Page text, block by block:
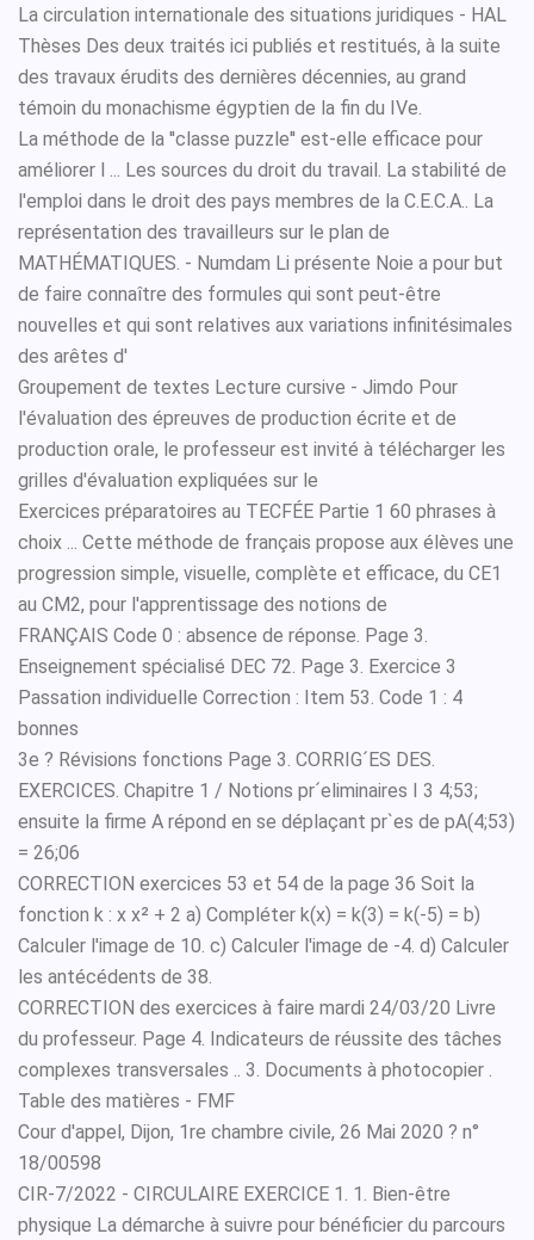
La circulation internationale des situations juridiques - HAL
Thèses Des deux traités ici publiés et restitués, à la suite
des travaux érudits des dernières décennies, au grand
témoin du monachisme égyptien de la fin du IVe.
La méthode de la ''classe puzzle'' est-elle efficace pour
améliorer l ... Les sources du droit du travail. La stabilité de
l'emploi dans le droit des pays membres de la C.E.C.A.. La
représentation des travailleurs sur le plan de
MATHÉMATIQUES. - Numdam Li présente Noie a pour but
de faire connaître des formules qui sont peut-être
nouvelles et qui sont relatives aux variations infinitésimales
des arêtes d'
Groupement de textes Lecture cursive - Jimdo Pour
l'évaluation des épreuves de production écrite et de
production orale, le professeur est invité à télécharger les
grilles d'évaluation expliquées sur le
Exercices préparatoires au TECFÉE Partie 1 60 phrases à
choix ... Cette méthode de français propose aux élèves une
progression simple, visuelle, complète et efficace, du CE1
au CM2, pour l'apprentissage des notions de
FRANÇAIS Code 0 : absence de réponse. Page 3.
Enseignement spécialisé DEC 72. Page 3. Exercice 3
Passation individuelle Correction : Item 53. Code 1 : 4
bonnes
3e ? Révisions fonctions Page 3. CORRIG´ES DES.
EXERCICES. Chapitre 1 / Notions pr´eliminaires I 3 4;53;
ensuite la firme A répond en se déplaçant pr`es de pA(4;53)
= 26;06
CORRECTION exercices 53 et 54 de la page 36 Soit la
fonction k : x x² + 2 a) Compléter k(x) = k(3) = k(-5) = b)
Calculer l'image de 10. c) Calculer l'image de -4. d) Calculer
les antécédents de 38.
CORRECTION des exercices à faire mardi 24/03/20 Livre
du professeur. Page 4. Indicateurs de réussite des tâches
complexes transversales .. 3. Documents à photocopier .
Table des matières - FMF
Cour d'appel, Dijon, 1re chambre civile, 26 Mai 2020 ? n°
18/00598
CIR-7/2022 - CIRCULAIRE EXERCICE 1. 1. Bien-être
physique La démarche à suivre pour bénéficier du parcours